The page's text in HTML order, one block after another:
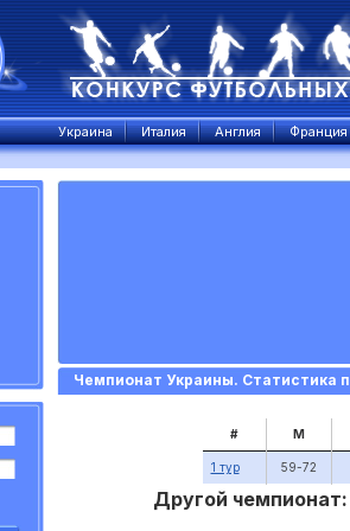
Украина Италия Англия Франция
Чемпионат Украины. Статистика
# М
1 тур 59-72
Другой чемпионат: